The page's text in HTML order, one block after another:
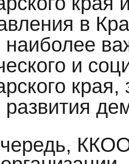
в
и